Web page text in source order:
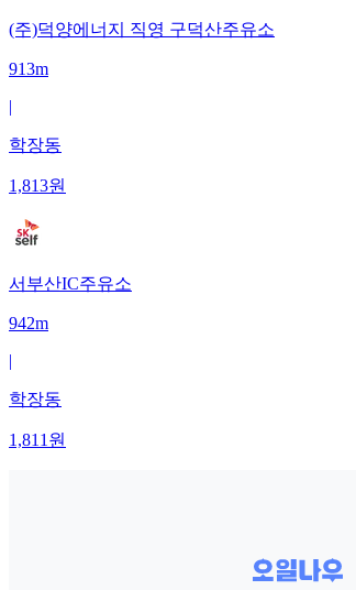
(주)덕양에너지 직영 구덕산주유소
913m
|
학장동
1,813원
서부산IC주유소
942m
|
학장동
1,811원